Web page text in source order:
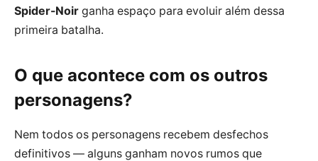
Spider-Noir ganha espaço para evoluir além dessa
primeira batalha.
O que acontece com os outros
personagens?
Nem todos os personagens recebem desfechos
definitivos — alguns ganham novos rumos que